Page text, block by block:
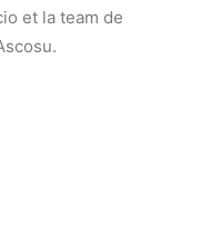
et la team de